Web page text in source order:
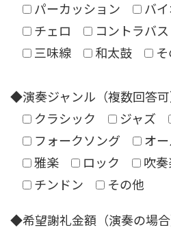
パーカッション バ
チェロ
コントラバス
三味線
和太鼓
◆演奏ジャンル（複数回答可
クラシック
ジャズ
フォークソング
オ
雅楽
ロック 吹
チンドン
その他
◆希望謝礼金額（演奏の場合